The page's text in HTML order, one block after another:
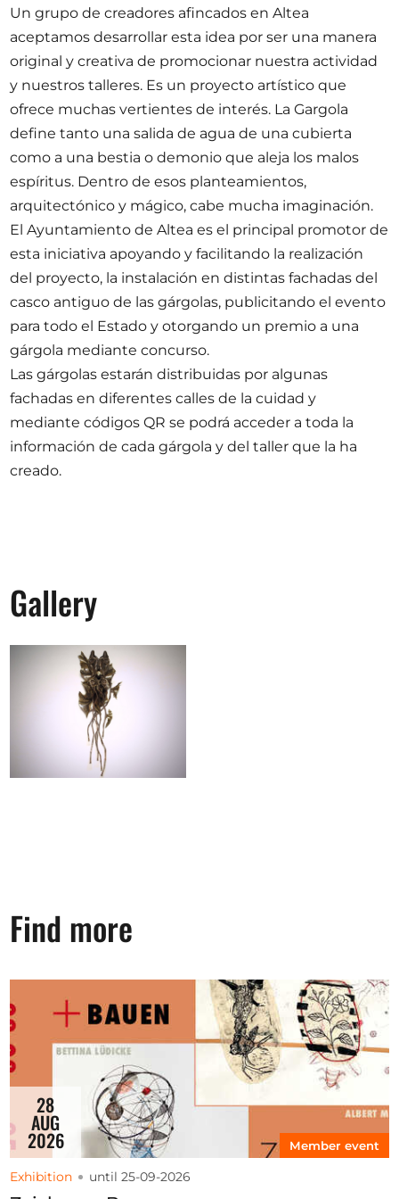
Opportunities
Become a member
Artists
About us
Donate
Partners
Help
Contact
Un grupo de creadores afincados en Altea
aceptamos desarrollar esta idea por ser una manera
original y creativa de promocionar nuestra actividad
y nuestros talleres. Es un proyecto artístico que
ofrece muchas vertientes de interés. La Gargola
define tanto una salida de agua de una cubierta
como a una bestia o demonio que aleja los malos
espíritus. Dentro de esos planteamientos,
arquitectónico y mágico, cabe mucha imaginación.
El Ayuntamiento de Altea es el principal promotor de
esta iniciativa apoyando y facilitando la realización
del proyecto, la instalación en distintas fachadas del
casco antiguo de las gárgolas, publicitando el evento
para todo el Estado y otorgando un premio a una
gárgola mediante concurso.
Las gárgolas estarán distribuidas por algunas
fachadas en diferentes calles de la cuidad y
mediante códigos QR se podrá acceder a toda la
información de cada gárgola y del taller que la ha
creado.
Gallery
Find more
28
AUG
2026 Member event
Exhibition until 25-09-2026